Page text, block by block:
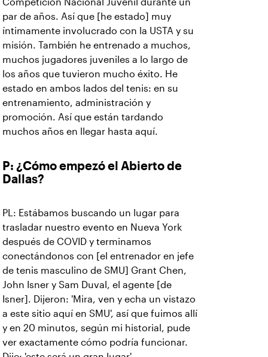
Competición Nacional Juvenil durante un
par de años. Así que [he estado] muy
íntimamente involucrado con la USTA y su
misión. También he entrenado a muchos,
muchos jugadores juveniles a lo largo de
los años que tuvieron mucho éxito. He
estado en ambos lados del tenis: en su
entrenamiento, administración y
promoción. Así que están tardando
muchos años en llegar hasta aquí.
P: ¿Cómo empezó el Abierto de
Dallas?
PL: Estábamos buscando un lugar para
trasladar nuestro evento en Nueva York
después de COVID y terminamos
conectándonos con [el entrenador en jefe
de tenis masculino de SMU] Grant Chen,
John Isner y Sam Duval, el agente [de
Isner]. Dijeron: 'Mira, ven y echa un vistazo
a este sitio aquí en SMU', así que fuimos allí
y en 20 minutos, según mi historial, pude
ver exactamente cómo podría funcionar.